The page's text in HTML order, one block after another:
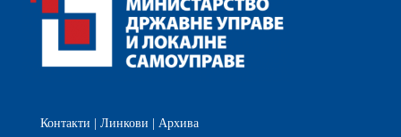
Контакти Линкови Архива